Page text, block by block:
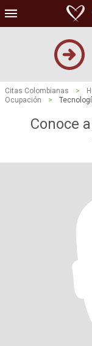
Citas Colombianas >
Ocupación
>
Conoce